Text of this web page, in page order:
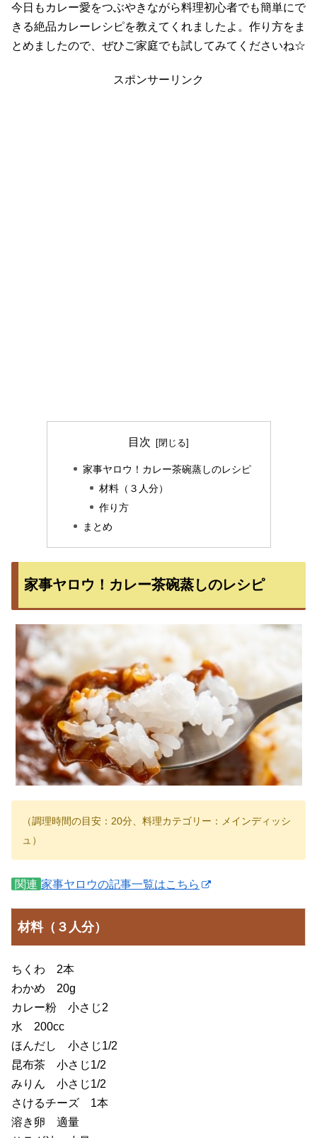
今日もカレー愛をつぶやきながら料理初心者でも簡単にで
きる絶品カレーレシピを教えてくれましたよ。作り方をま
とめましたので、ぜひご家庭でも試してみてくださいね☆
スポンサーリンク
目次
家事ヤロウ！カレー茶碗蒸しのレシピ
材料（３人分）
作り方
まとめ
家事ヤロウ！カレー茶碗蒸しのレシピ
（調理時間の目安：20分、料理カテゴリー：メインディッシ
ュ）
関連 家事ヤロウの記事一覧はこちら
材料（３人分）
ちくわ 2本
わかめ 20g
カレー粉 小さじ2
水 200cc
ほんだし 小さじ1/2
昆布茶 小さじ1/2
みりん 小さじ1/2
さけるチーズ 1本
溶き卵 適量